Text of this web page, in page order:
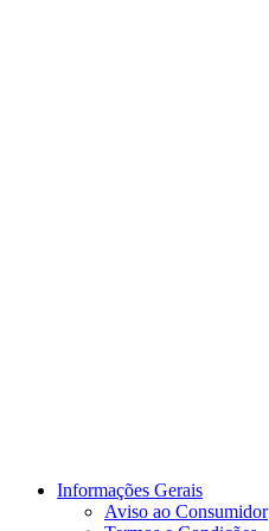
Informações Gerais
Aviso ao Consumidor